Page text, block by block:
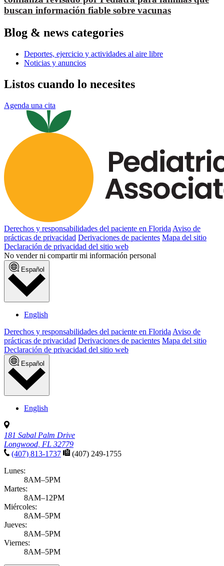
buscan información fiable sobre vacunas
Blog & news categories
Deportes, ejercicio y actividades al aire libre
Noticias y anuncios
Listos cuando lo necesites
Agenda una cita
Derechos y responsabilidades del paciente en Florida Aviso de
prácticas de privacidad Derivaciones de pacientes Mapa del sitio
Declaración de privacidad del sitio web
No vender ni compartir mi información personal
Español
English
Derechos y responsabilidades del paciente en Florida Aviso de
prácticas de privacidad Derivaciones de pacientes Mapa del sitio
Declaración de privacidad del sitio web
Español
English
181 Sabal Palm Drive
Longwood, FL 32779
(407) 813-1737
(407) 249-1755
Lunes:
8AM–5PM
Martes:
8AM–12PM
Miércoles:
8AM–5PM
Jueves:
8AM–5PM
Viernes:
8AM–5PM